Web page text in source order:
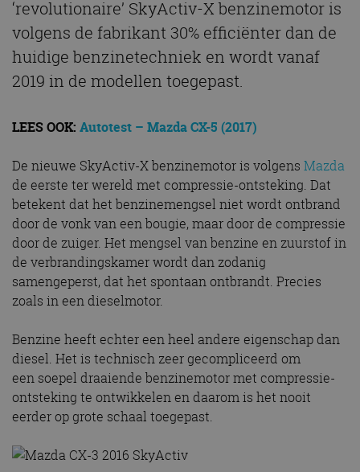
‘revolutionaire’ SkyActiv-X benzinemotor is
volgens de fabrikant 30% efficiënter dan de
huidige benzinetechniek en wordt vanaf
2019 in de modellen toegepast.
LEES OOK: Autotest – Mazda CX-5 (2017)
De nieuwe SkyActiv-X benzinemotor is volgens Mazda
de eerste ter wereld met compressie-ontsteking. Dat
betekent dat het benzinemengsel niet wordt ontbrand
door de vonk van een bougie, maar door de compressie
door de zuiger. Het mengsel van benzine en zuurstof in
de verbrandingskamer wordt dan zodanig
samengeperst, dat het spontaan ontbrandt. Precies
zoals in een dieselmotor.
Benzine heeft echter een heel andere eigenschap dan
diesel. Het is technisch zeer gecompliceerd om
een soepel draaiende benzinemotor met compressie-
ontsteking te ontwikkelen en daarom is het nooit
eerder op grote schaal toegepast.